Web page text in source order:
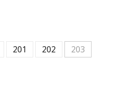
201 202 203